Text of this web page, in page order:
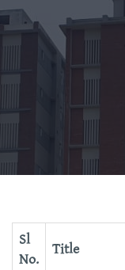
Sl
No.
Title